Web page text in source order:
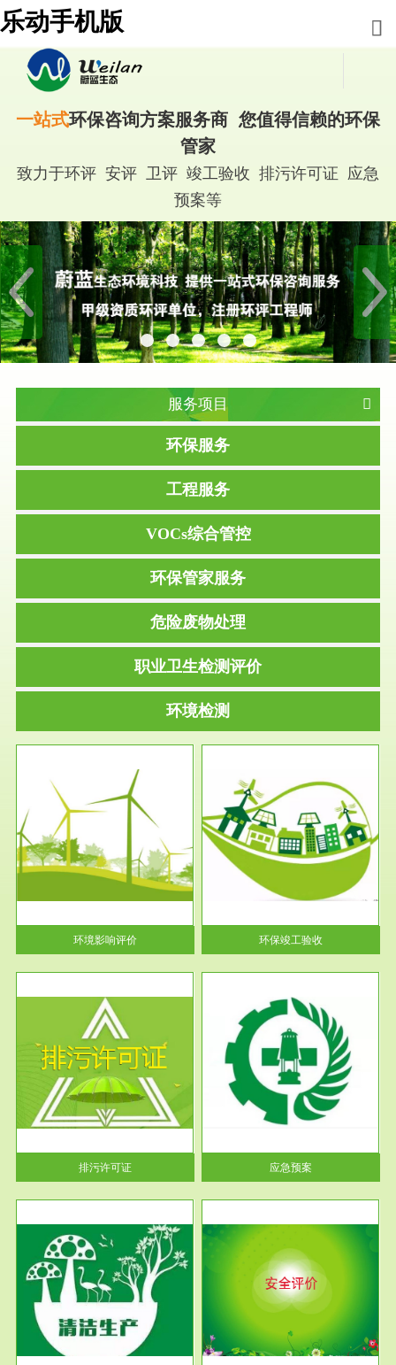
乐动手机版
一站式环保咨询方案服务商 您值得信赖的环保
管家
致力于环评 安评 卫评 竣工验收 排污许可证 应急
预案等
服务项目
环保服务
工程服务
VOCs综合管控
环保管家服务
危险废物处理
职业卫生检测评价
环境检测
环境影响评价
服务范围
环保竣工验收
根据《建设项目环境保护管理条
例》第十七条 编制环境影响报
告书、...
环保竣工验收
排污许可证
服务范围
应急预案
根据《中华人民共和国环境保护
法》第十九条 企业事业单位应
当按照...
应急预案
服务范围
安全评价
安全评价安全评价目的是查找、
分析和预测工程、系统、生产经